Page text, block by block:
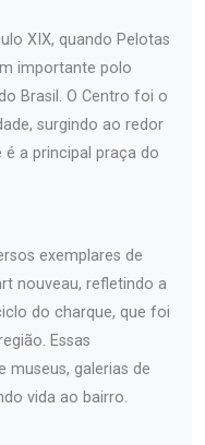
XIX, quando Pelotas
importante polo
Brasil. O Centro foi o
surgindo ao redor
é a principal praça do
exemplares de
nouveau, refletindo a
do charque, que foi
Essas
museus, galerias de
vida ao bairro.